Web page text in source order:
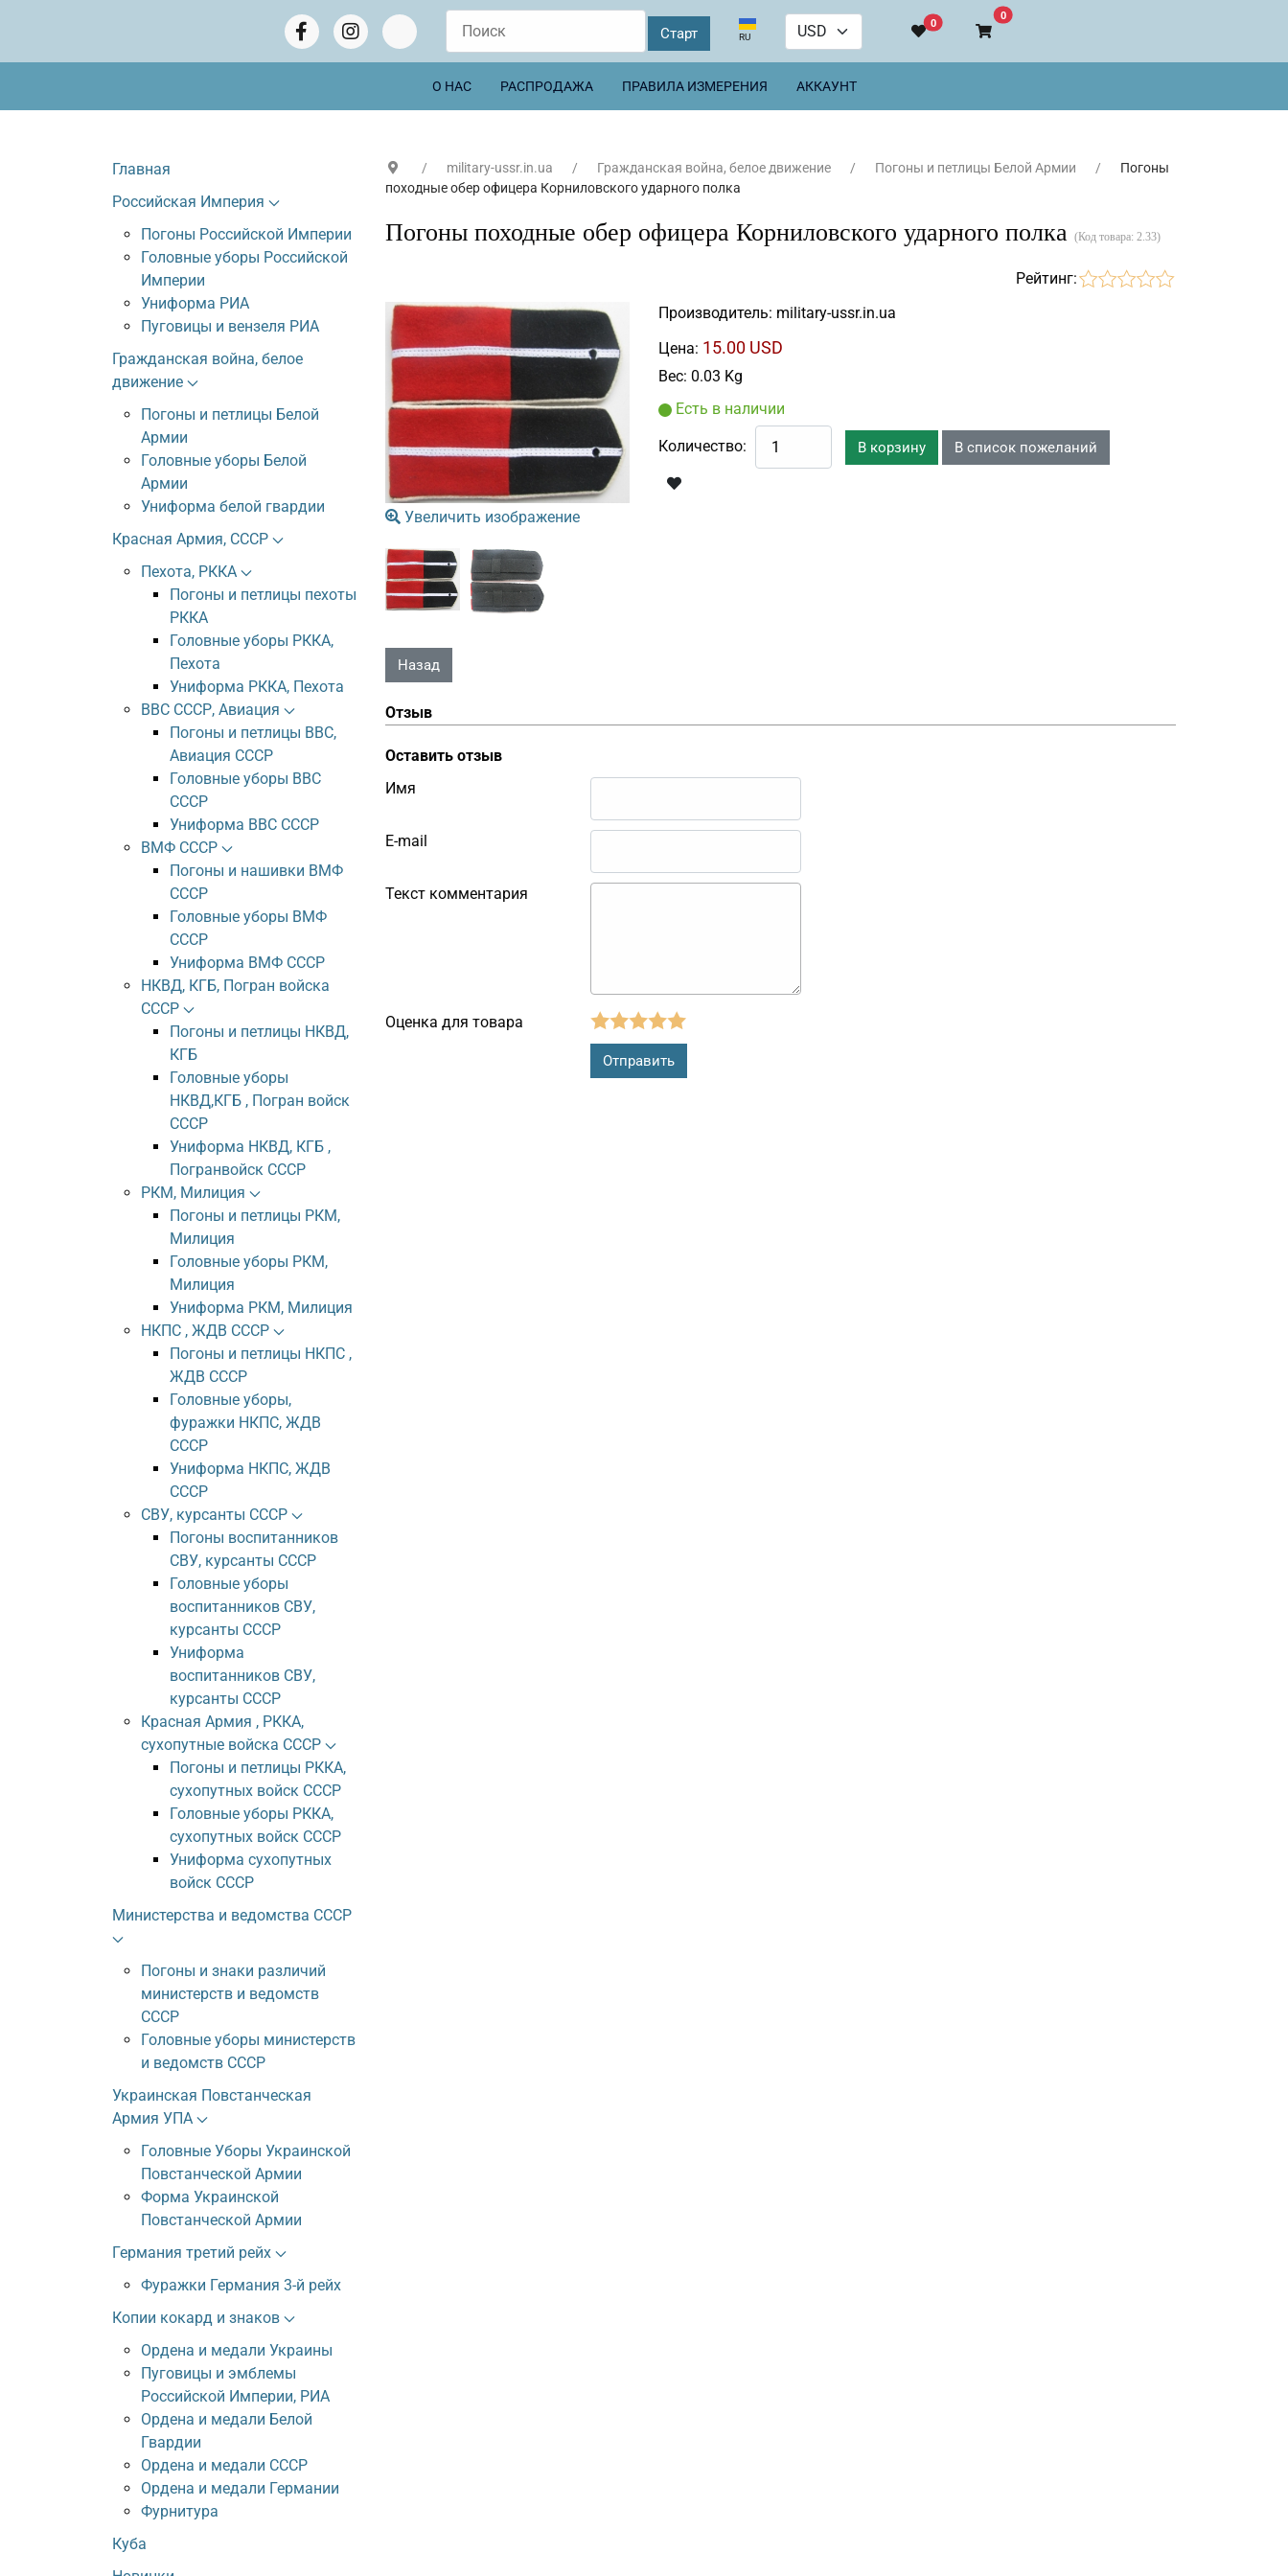
Выберите язык
RU
0
0В корзину
О НАС РАСПРОДАЖА ПРАВИЛА ИЗМЕРЕНИЯ АККАУНТ
Главная
Российская Империя
Погоны Российской Империи
Головные уборы Российской
Империи
Униформа РИА
Пуговицы и вензеля РИА
Гражданская война, белое
движение
Погоны и петлицы Белой
Армии
Головные уборы Белой
Армии
Униформа белой гвардии
Красная Армия, СССР
Пехота, РККА
Погоны и петлицы пехоты
РККА
Головные уборы РККА,
Пехота
Униформа РККА, Пехота
ВВС СССР, Авиация
Погоны и петлицы ВВС,
Авиация СССР
Головные уборы ВВС
СССР
Униформа ВВС СССР
ВМФ СССР
Погоны и нашивки ВМФ
СССР
Головные уборы ВМФ
СССР
Униформа ВМФ СССР
НКВД, КГБ, Погран войска
СССР
Погоны и петлицы НКВД,
КГБ
Головные уборы
НКВД,КГБ , Погран войск
СССР
Униформа НКВД, КГБ ,
Погранвойск СССР
РКМ, Милиция
Погоны и петлицы РКМ,
Милиция
Головные уборы РКМ,
Милиция
Униформа РКМ, Милиция
НКПС , ЖДВ СССР
Погоны и петлицы НКПС ,
ЖДВ СССР
Головные уборы,
фуражки НКПС, ЖДВ
СССР
Униформа НКПС, ЖДВ
СССР
СВУ, курсанты СССР
Погоны воспитанников
СВУ, курсанты СССР
Головные уборы
воспитанников СВУ,
курсанты СССР
Униформа
воспитанников СВУ,
курсанты СССР
Красная Армия , РККА,
сухопутные войска СССР
Погоны и петлицы РККА,
сухопутных войск СССР
Головные уборы РККА,
сухопутных войск СССР
Униформа сухопутных
войск СССР
Министерства и ведомства СССР
Погоны и знаки различий
министерств и ведомств
СССР
Головные уборы министерств
и ведомств СССР
Украинская Повстанческая
Армия УПА
Головные Уборы Украинской
Повстанческой Армии
Форма Украинской
Повстанческой Армии
Германия третий рейх
Фуражки Германия 3-й рейх
Копии кокард и знаков
Ордена и медали Украины
Пуговицы и эмблемы
Российской Империи, РИА
Ордена и медали Белой
Гвардии
Ордена и медали СССР
Ордена и медали Германии
Фурнитура
Куба
military-ussr.in.ua Гражданская война, белое движение Погоны и петлицы Белой Армии
Погоны
походные обер офицера Корниловского ударного полка
Погоны походные обер офицера Корниловского ударного полка (Код товара: 2.33)
Рейтинг:
Увеличить изображение
Производитель: military-ussr.in.ua
Цена: 15.00 USD
Вес: 0.03 Kg
Есть в наличии
Количество:
Отзыв
Оставить отзыв
Имя
E-mail
Текст комментария
Оценка для товара